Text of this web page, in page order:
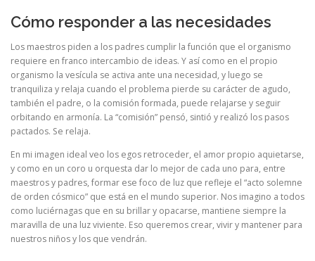
Cómo responder a las necesidades
Los maestros piden a los padres cumplir la función que el organismo
requiere en franco intercambio de ideas. Y así como en el propio
organismo la vesícula se activa ante una necesidad, y luego se
tranquiliza y relaja cuando el problema pierde su carácter de agudo,
también el padre, o la comisión formada, puede relajarse y seguir
orbitando en armonía. La “comisión” pensó, sintió y realizó los pasos
pactados. Se relaja.
En mi imagen ideal veo los egos retroceder, el amor propio aquietarse,
y como en un coro u orquesta dar lo mejor de cada uno para, entre
maestros y padres, formar ese foco de luz que refleje el “acto solemne
de orden cósmico” que está en el mundo superior. Nos imagino a todos
como luciérnagas que en su brillar y opacarse, mantiene siempre la
maravilla de una luz viviente. Eso queremos crear, vivir y mantener para
nuestros niños y los que vendrán.